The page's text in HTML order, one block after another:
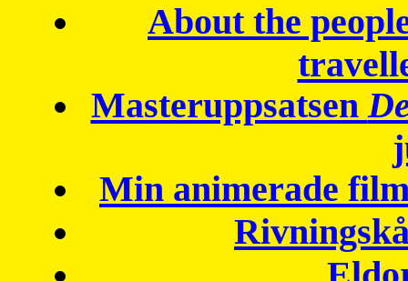
About the
Masteruppsatsen
Min animerade